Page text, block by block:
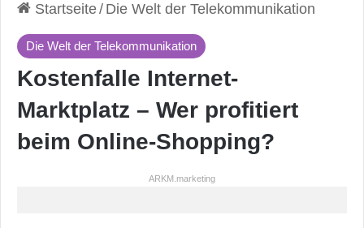
Startseite/ Die Welt der Telekommunikation
Die Welt der Telekommunikation
Kostenfalle Internet-
Marktplatz – Wer profitiert
beim Online-Shopping?
ARKM.marketing